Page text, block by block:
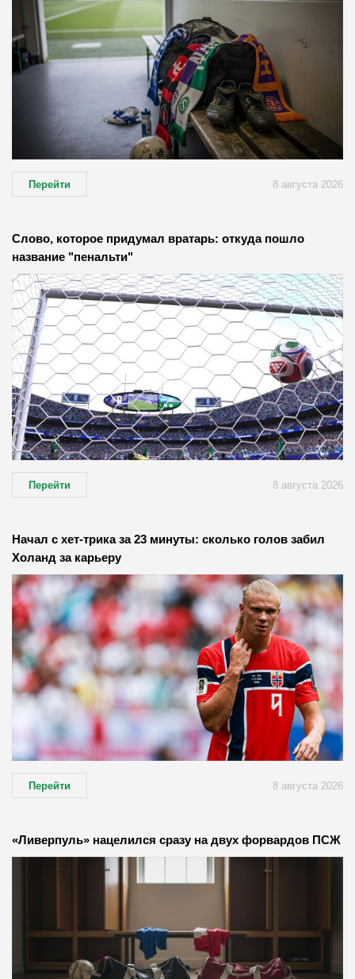
Перейти 8 августа 2026
Слово, которое придумал вратарь: откуда пошло
название "пенальти"
Перейти 8 августа 2026
Начал с хет-трика за 23 минуты: сколько голов забил
Холанд за карьеру
Перейти 8 августа 2026
«Ливерпуль» нацелился сразу на двух форвардов ПСЖ